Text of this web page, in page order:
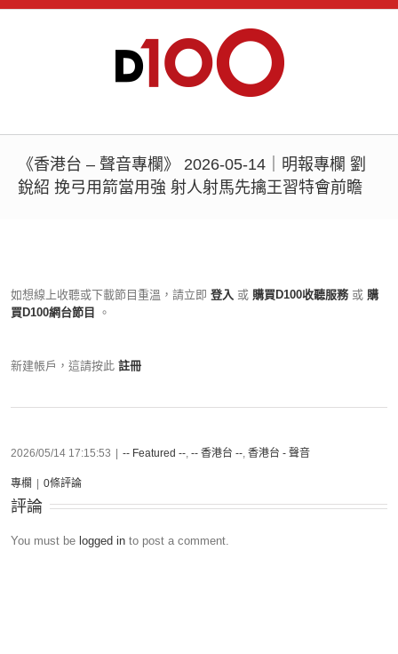
《香港台 – 聲音專欄》 2026-05-14｜明報專欄 劉
銳紹 挽弓用箭當用強 射人射馬先擒王習特會前瞻
如想線上收聽或下載節目重溫，請立即 登入 或 購買D100收聽服務 或 購
買D100網台節目
。
新建帳戶，這請按此 註冊
2026/05/14 17:15:53 -- Featured --, -- 香港台 --, 香港台 - 聲音
專欄 0條評論
評論
You must be logged in to post a comment.